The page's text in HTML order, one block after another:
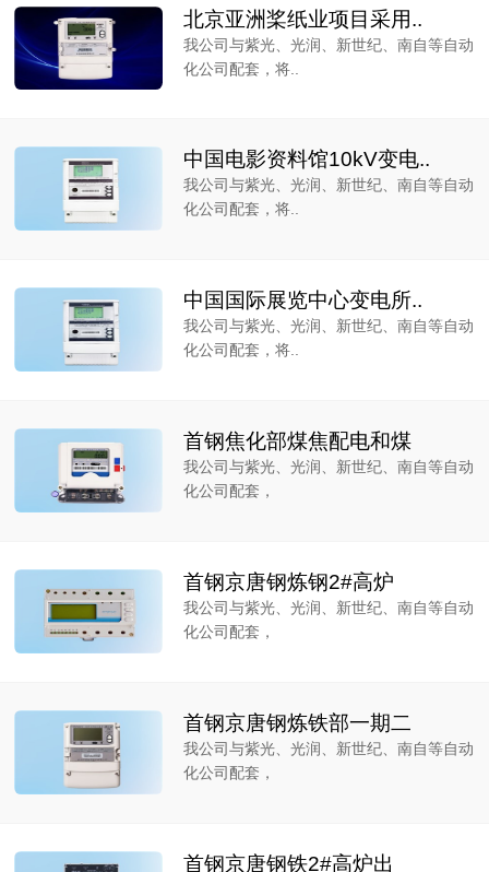
北京亚洲桨纸业项目采用..
我公司与紫光、光润、新世纪、南自等自动
化公司配套，将..
中国电影资料馆10kV变电..
我公司与紫光、光润、新世纪、南自等自动
化公司配套，将..
中国国际展览中心变电所..
我公司与紫光、光润、新世纪、南自等自动
化公司配套，将..
首钢焦化部煤焦配电和煤
我公司与紫光、光润、新世纪、南自等自动
化公司配套，
首钢京唐钢炼钢2#高炉
我公司与紫光、光润、新世纪、南自等自动
化公司配套，
首钢京唐钢炼铁部一期二
我公司与紫光、光润、新世纪、南自等自动
化公司配套，
首钢京唐钢铁2#高炉出